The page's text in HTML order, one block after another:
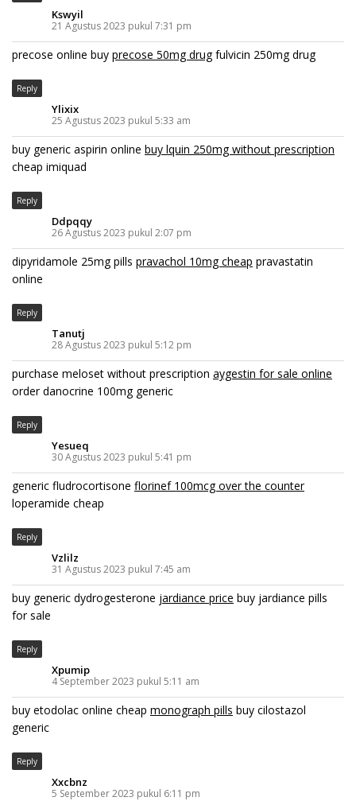
Kswyil
21 Agustus 2023 pukul 7:31 pm
precose online buy precose 50mg drugfulvicin 250mg drug
Reply
Ylixix
25 Agustus 2023 pukul 5:33 am
buy generic aspirin online buy lquin 250mg without prescription
cheap imiquad
Reply
Ddpqqy
26 Agustus 2023 pukul 2:07 pm
dipyridamole 25mg pills pravachol 10mg cheap pravastatin
online
Reply
Tanutj
28 Agustus 2023 pukul 5:12 pm
purchase meloset without prescription aygestin for sale online
order danocrine 100mg generic
Reply
Yesueq
30 Agustus 2023 pukul 5:41 pm
generic fludrocortisone florinef 100mcg over the counter
loperamide cheap
Reply
Vzlilz
31 Agustus 2023 pukul 7:45 am
buy generic dydrogesterone jardiance price buy jardiance pills
for sale
Reply
Xpumip
4 September 2023 pukul 5:11 am
buy etodolac online cheap monograph pills buy cilostazol
generic
Reply
Xxcbnz
5 September 2023 pukul 6:11 pm